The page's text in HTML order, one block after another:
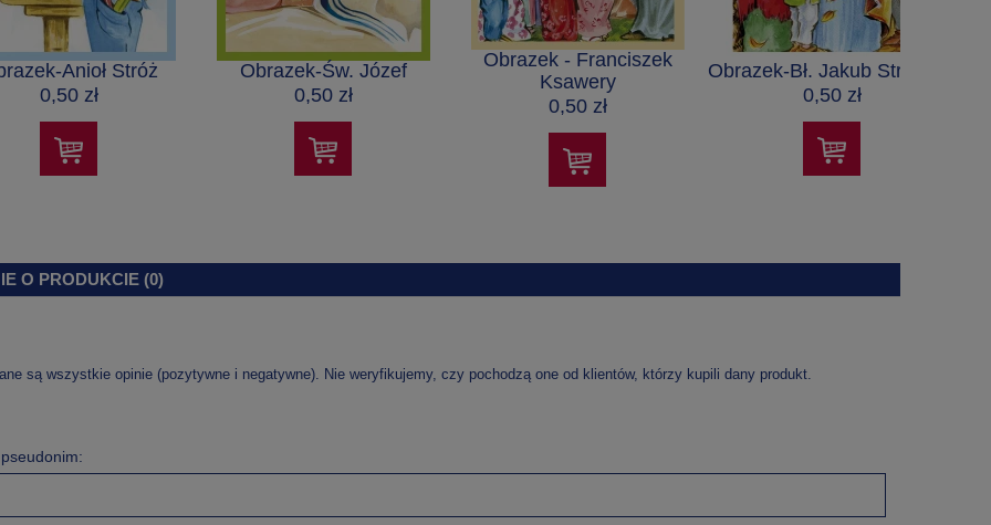
Anioł Stróż
0,50 zł
Obrazek-Św. Józef
0,50 zł
Obrazek - Franciszek
Ksawery
0,50 zł
Obrazek-Bł. Jakub Strzemię
0,50 zł
O PRODUKCIE (0)
są wszystkie opinie (pozytywne i negatywne). Nie weryfikujemy, czy pochodzą one od klientów, którzy kupili dany produkt.